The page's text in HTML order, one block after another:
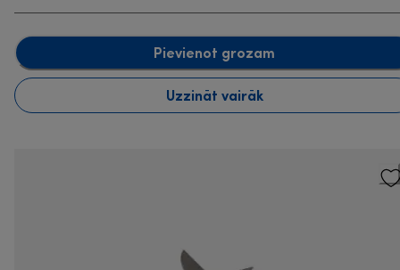
Pievienot grozam
Uzzināt vairāk